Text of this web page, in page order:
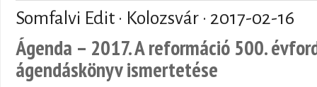
Somfalvi Edit · Kolozsvár · 2017-02-16
Ágenda – 2017. A reformáció 500.
ágendáskönyv ismertetése